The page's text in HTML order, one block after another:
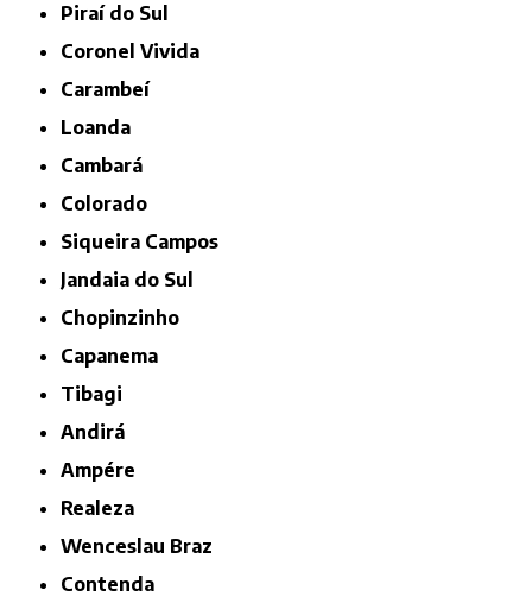
Piraí do Sul
Coronel Vivida
Carambeí
Loanda
Cambará
Colorado
Siqueira Campos
Jandaia do Sul
Chopinzinho
Capanema
Tibagi
Andirá
Ampére
Realeza
Wenceslau Braz
Contenda